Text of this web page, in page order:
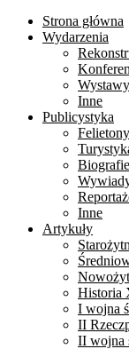
Strona główna
Wydarzenia
Wystawy
Inne
Publicystyka
Felietony
Biografie
Inne
Artykuły
Historia
I wojna
II
II wojna